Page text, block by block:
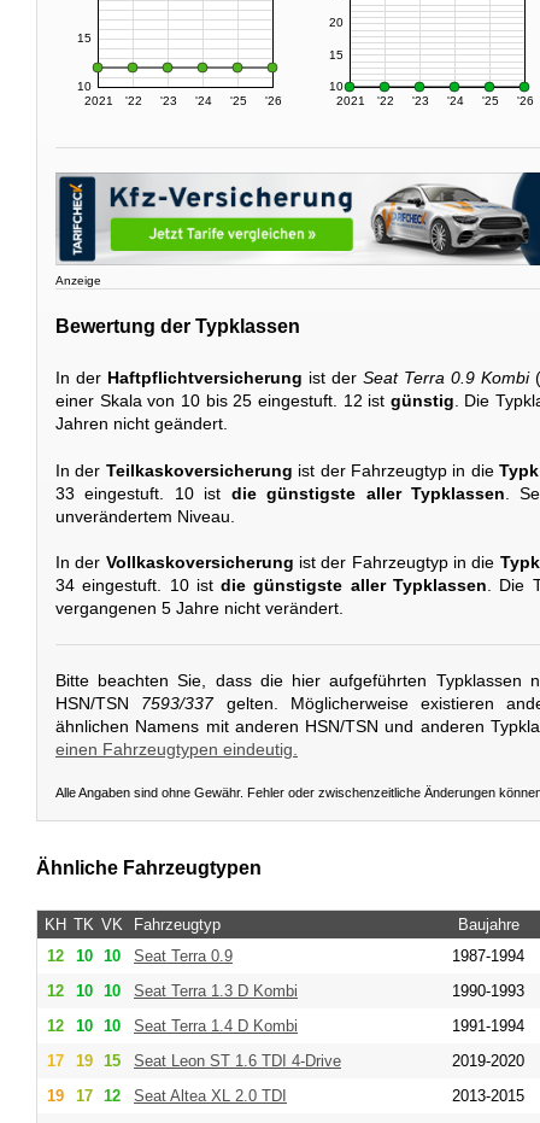
2021 '22 '23 '24 '25 '26
10
15
2021 '22 '23 '24 '25 '26
10
15
20
Anzeige
Bewertung der Typklassen
In der Haftpflichtversicherung ist der Seat Terra 0.9 Kombi
einer Skala von 10 bis 25 eingestuft. 12 ist günstig . Die
Jahren nicht geändert.
In der Teilkaskoversicherung ist der Fahrzeugtyp in die
33 eingestuft. 10 ist die günstigste aller Typklassen .
unverändertem Niveau.
In der Vollkaskoversicherung ist der Fahrzeugtyp in die
34 eingestuft. 10 istdie günstigste aller Typklassen. Die
vergangenen 5 Jahre nicht verändert.
Bitte beachten Sie, dass die hier aufgeführten Typklassen
HSN/TSN 7593/337gelten. Möglicherweise existieren
ähnlichen Namens mit anderen HSN/TSN und anderen
einen Fahrzeugtypen eindeutig.
Alle Angaben sind ohne Gewähr. Fehler oder zwischenzeitliche Änderungen
Ähnliche Fahrzeugtypen
KH TK VK Fahrzeugtyp
Baujahre
12
10 10 Seat Terra 0.9
1987-1994
12
10 10 Seat Terra 1.3 D Kombi
1990-1993
12
10 10 Seat Terra 1.4 D Kombi
1991-1994
17
19 15 Seat Leon ST 1.6 TDI 4-Drive
2019-2020
19
17 12 Seat Altea XL 2.0 TDI 2013-2015